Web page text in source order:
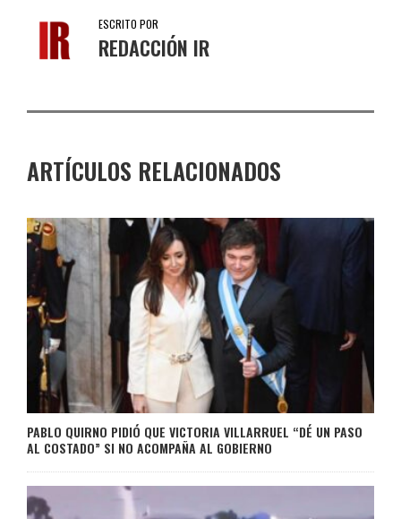
ESCRITO POR
REDACCIÓN IR
ARTÍCULOS RELACIONADOS
PABLO QUIRNO PIDIÓ QUE VICTORIA VILLARRUEL “DÉ UN PASO
AL COSTADO” SI NO ACOMPAÑA AL GOBIERNO